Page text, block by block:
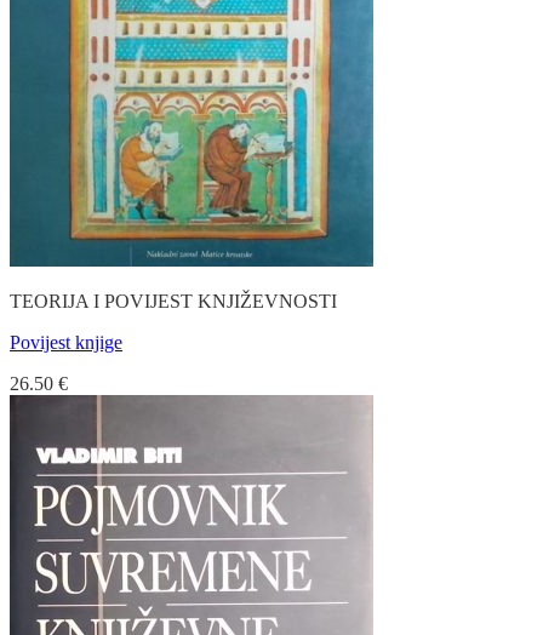
TEORIJA I POVIJEST KNJIŽEVNOSTI
Povijest knjige
26.50 €